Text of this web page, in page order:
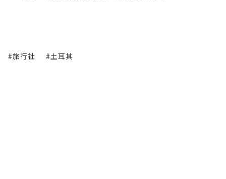
#旅行社 #土耳其